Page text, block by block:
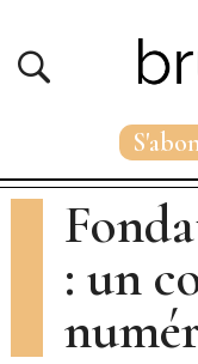
: un